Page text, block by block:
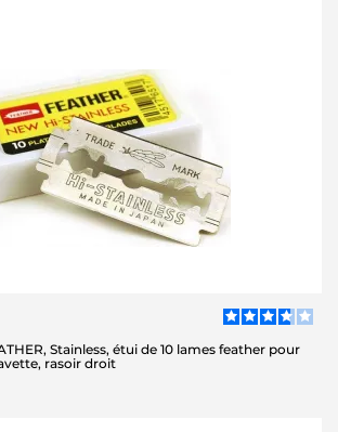
Stainless, étui de 10 lames feather pour
rasoir droit